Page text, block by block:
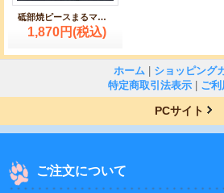
砥部焼ピースまるマグ：赤
1,870円(税込)
ホーム
ショッピング
特定商取引法表示
ご
PCサイト
ご注文について